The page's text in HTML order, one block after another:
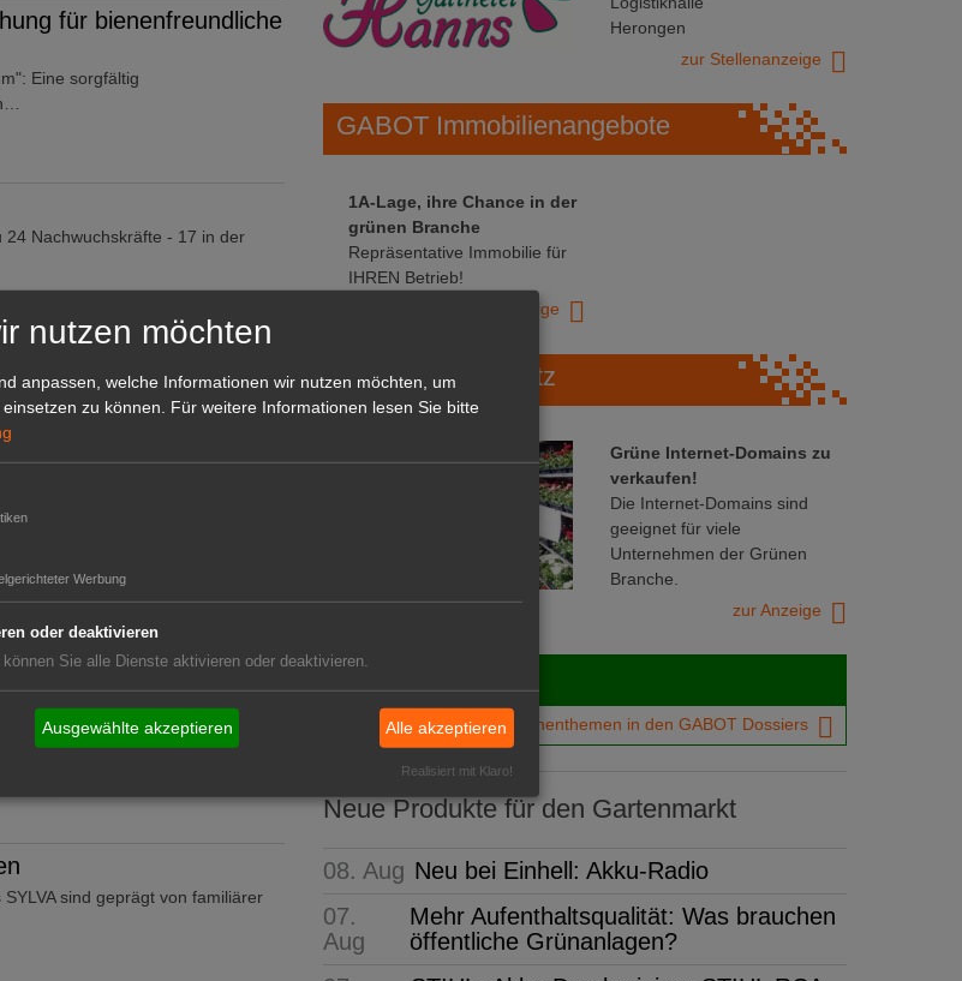
für bienenfreundliche
Eine sorgfältig
Nachwuchskräfte - 17 in der
Heidelbeere
Niedersachsen. Die Anbaufläche
der Branche eine Kombination
Assekurata-Reating A++
A++ von der unabhängigen
sind geprägt von familiärer
Herongen
zur Stellenanzeige
GABOT Immobilienangebote
1A-Lage, ihre Chance in der
grünen Branche
Repräsentative Immobilie für
IHREN Betrieb!
zur Anzeige
GABOT Marktplatz
Grüne Internet-Domains zu
verkaufen!
Die Internet-Domains sind
geeignet für viele
Unternehmen der Grünen
Branche.
zur Anzeige
Die wichtigsten Branchenthemen in den GABOT Dossiers
Neue Produkte für den Gartenmarkt
08. Aug Neu bei Einhell: Akku-Radio
07.
Aug
Mehr Aufenthaltsqualität: Was brauchen
öffentliche Grünanlagen?
nutzen möchten
anpassen, welche Informationen wir nutzen möchten, um
zu können.
Für weitere Informationen lesen Sie bitte
Werbung
oder deaktivieren
Sie alle Dienste aktivieren oder deaktivieren.
Ausgewählte akzeptieren Alle akzeptieren
Realisiert mit Klaro!